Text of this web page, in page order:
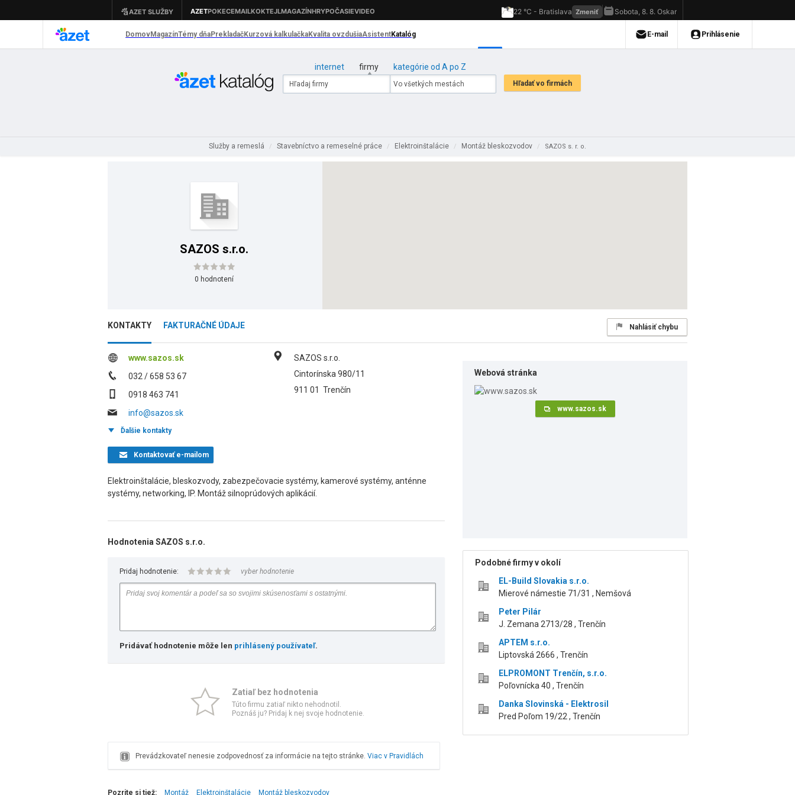
internet firmy kategórie od A po Z
Služby a remeslá / Stavebníctvo a remeselné práce / Elektroinštalácie / Montáž bleskozvodov / SAZOS s. r. o.
SAZOS s.r.o.
0 hodnotení
KONTAKTY FAKTURAČNÉ ÚDAJE Nahlásiť chybu
www.sazos.sk
032 / 658 53 67
0918 463 741
info@sazos.sk
SAZOS s.r.o.
Cintorínska 980/11
911 01 Trenčín
Ďalšie kontakty
Kontaktovaťe-mailom
Elektroinštalácie, bleskozvody, zabezpečovacie systémy, kamerové systémy, anténne
systémy, networking, IP. Montáž silnoprúdových aplikácií.
Hodnotenia SAZOS s.r.o.
Pridaj hodnotenie: vyber hodnotenie
Pridávať hodnotenie môže len prihlásený používateľ.
Zatiaľ bez hodnotenia
Túto firmu zatiaľ nikto nehodnotil.
Poznáš ju? Pridaj k nej svoje hodnotenie.
Prevádzkovateľ nenesie zodpovednosť za informácie na tejto stránke. Viac v Pravidlách
Webová stránka
www.sazos.sk
Podobné firmy v okolí
EL-Build Slovakia s.r.o.
Mierové námestie 71/31 , Nemšová
Peter Pilár
J. Zemana 2713/28 , Trenčín
APTEM s.r.o.
Liptovská 2666 , Trenčín
ELPROMONT Trenčín, s.r.o.
Poľovnícka 40 , Trenčín
Danka Slovinská - Elektrosil
Pred Poľom 19/22 , Trenčín
Pozrite si tiež: Montáž Elektroinštalácie Montáž bleskozvodov